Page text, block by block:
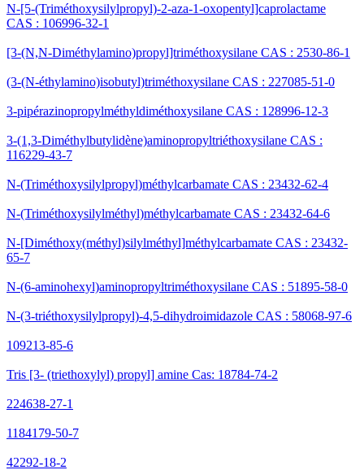
N-[5-(Triméthoxysilylpropyl)-2-aza-1-oxopentyl]caprolactame
CAS : 106996-32-1
[3-(N,N-Diméthylamino)propyl]triméthoxysilane CAS : 2530-86-1
(3-(N-éthylamino)isobutyl)triméthoxysilane CAS : 227085-51-0
3-pipérazinopropylméthyldiméthoxysilane CAS : 128996-12-3
3-(1,3-Diméthylbutylidène)aminopropyltriéthoxysilane CAS :
116229-43-7
N-(Triméthoxysilylpropyl)méthylcarbamate CAS : 23432-62-4
N-(Triméthoxysilylméthyl)méthylcarbamate CAS : 23432-64-6
N-[Diméthoxy(méthyl)silylméthyl]méthylcarbamate CAS : 23432-
65-7
N-(6-aminohexyl)aminopropyltriméthoxysilane CAS : 51895-58-0
N-(3-triéthoxysilylpropyl)-4,5-dihydroimidazole CAS : 58068-97-6
109213-85-6
Tris [3- (triethoxylyl) propyl] amine Cas: 18784-74-2
224638-27-1
1184179-50-7
42292-18-2